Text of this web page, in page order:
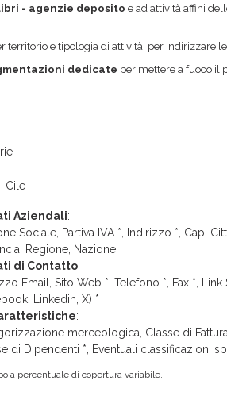
- agenzie deposito e ad attività affini
territorio e tipologia di attività, per indirizzare
dedicate per mettere a fuoco il
Cile
Aziendali:
Sociale, Partiva IVA *, Indirizzo *, Cap,
Regione, Nazione.
di Contatto:
Email, Sito Web *, Telefono *, Fax *, Link
Linkedin, X) *
:
merceologica, Classe di
di Dipendenti *, Eventuali classificazioni
a percentuale di copertura variabile.